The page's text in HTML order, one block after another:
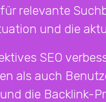
relevante
und die
SEO
als auch
die Backlink-